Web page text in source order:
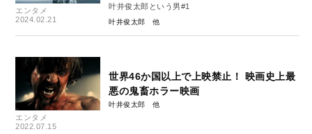
エンタメ
2024.02.21
叶井俊太郎という男#1
叶井俊太郎
エンタメ
2022.07.15
世界46か国以上で上映禁止！ 映画史上最
悪の鬼畜ホラー映画
叶井俊太郎